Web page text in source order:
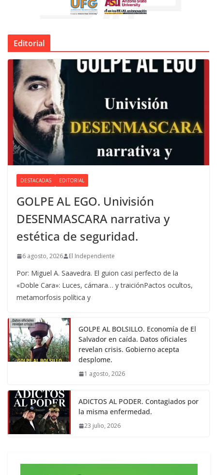
Editorial
DESTACADAS EDITORIAL
GOLPE AL EGO. Univisión
DESENMASCARA narrativa y
estética de seguridad.
6 agosto, 2026 El Independiente
Por: Miguel A. Saavedra. El guion casi perfecto de la
«Doble Cara»: Luces, cámara… y traiciónPactos ocultos,
metamorfosis política y
GOLPE AL BOLSILLO. Economía de El
Salvador en caída. Datos oficiales
revelan crisis. Gobierno acepta
desplome.
1 agosto, 2026
ADICTOS AL PODER. Contagiados por
la misma enfermedad.
23 julio, 2026